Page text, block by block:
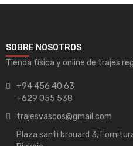
SOBRE NOSOTROS
Tienda física y online de trajes
+94 456 40 63
+629 055 538
trajesvascos@gmail.com
Plaza santi brouard 3,